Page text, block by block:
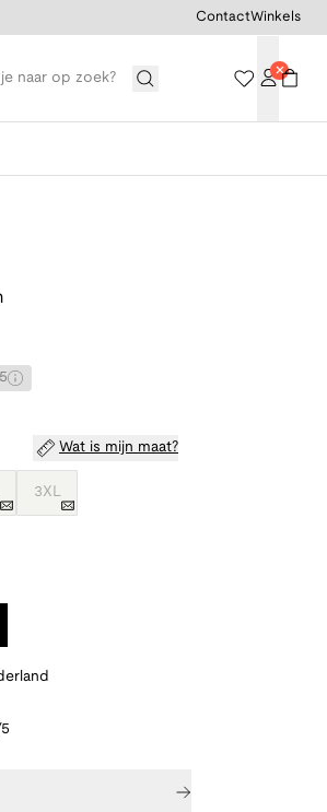
ContactWinkels
Wat is mijn maat?
3XL